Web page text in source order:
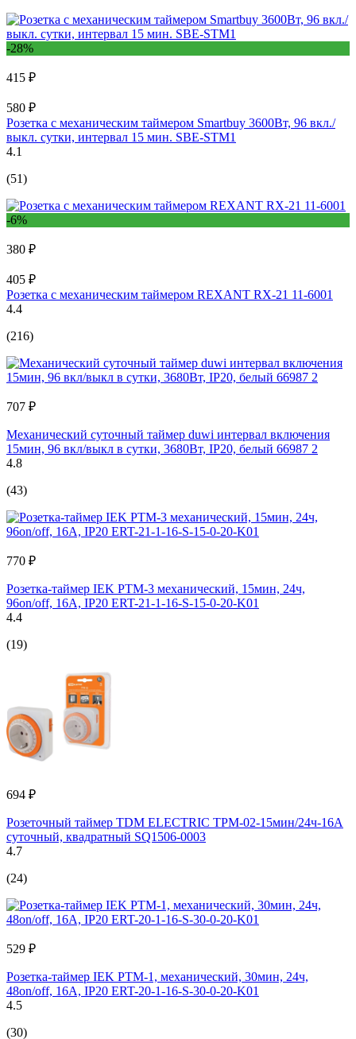
-28%
415 ₽
580 ₽
Розетка с механическим таймером Smartbuy 3600Вт, 96 вкл./
выкл. сутки, интервал 15 мин. SBE-STM1
4.1
(51)
-6%
380 ₽
405 ₽
Розетка с механическим таймером REXANT RX-21 11-6001
4.4
(216)
707 ₽
Механический суточный таймер duwi интервал включения
15мин, 96 вкл/выкл в сутки, 3680Вт, IP20, белый 66987 2
4.8
(43)
770 ₽
Розетка-таймер IEK РТМ-3 механический, 15мин, 24ч,
96on/off, 16А, IP20 ERT-21-1-16-S-15-0-20-K01
4.4
(19)
694 ₽
Розеточный таймер TDM ELECTRIC ТРМ-02-15мин/24ч-16А
суточный, квадратный SQ1506-0003
4.7
(24)
529 ₽
Розетка-таймер IEK РТМ-1, механический, 30мин, 24ч,
48on/off, 16А, IP20 ERT-20-1-16-S-30-0-20-K01
4.5
(30)